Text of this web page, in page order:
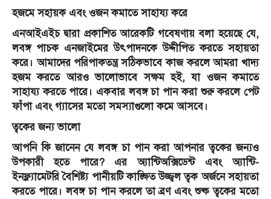
হজমে সহায়ক এবং ওজন কমাতে সাহায্য করে
এনআইএইচ দ্বারা প্রকাশিত আরেকটি গবেষণায় বলা হয়েছে যে,
লবঙ্গ পাচক এনজাইমের উৎপাদনকে উদ্দীপিত করতে সহায়তা
করে। আমাদের পরিপাকতন্ত্র সঠিকভাবে কাজ করলে আমরা খাদ্য
হজম করতে আরও ভালোভাবে সক্ষম হই, যা ওজন কমাতে
সাহায্য করতে পারে। একবার লবঙ্গ চা পান করা শুরু করলে পেট
ফাঁপা এবং গ্যাসের মতো সমস্যাগুলো কমে আসবে।
ত্বকের জন্য ভালো
আপনি কি জানেন যে লবঙ্গ চা পান করা আপনার ত্বকের জন্যও
উপকারী হতে পারে? এর অ্যান্টিঅক্সিডেন্ট এবং অ্যান্টি-
ইনফ্ল্যামেটরি বৈশিষ্ট্য পানীয়টি কাঙ্ক্ষিত উজ্জ্বল ত্বক অর্জনে সহায়তা
করতে পারে। লবঙ্গ চা পান করলে তা ব্রণ এবং শুষ্ক ত্বকের মতো